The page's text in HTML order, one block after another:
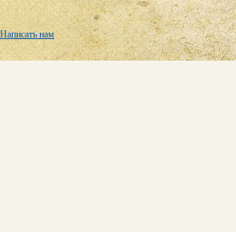
Написать нам